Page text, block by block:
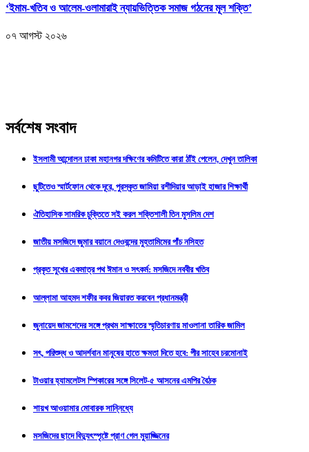
‘ইমাম-খতিব ও আলেম-ওলামারাই ন্যায়ভিত্তিক সমাজ গঠনের মূল শক্তি’
০৭ আগস্ট ২০২৬
সর্বশেষ সংবাদ
ইসলামী আন্দোলন ঢাকা মহানগর দক্ষিণের কমিটিতে কারা ঠাঁই পেলেন, দেখুন তালিকা
ছুটিতেও স্মার্টফোন থেকে দূরে, পুরস্কৃত জামিয়া রশীদিয়ার আড়াই হাজার শিক্ষার্থী
ঐতিহাসিক সামরিক চুক্তিতে সই করল শক্তিশালী তিন মুসলিম দেশ
জাতীয় মসজিদে জুমার বয়ানে দেওবন্দের মুহতামিমের পাঁচ নসিহত
প্রকৃত সুখের একমাত্র পথ ঈমান ও সৎকর্ম: মসজিদে নববীর খতিব
আল্লামা আহমদ শফীর কবর জিয়ারত করবেন প্রধানমন্ত্রী
জুনায়েদ জামশেদের সঙ্গে প্রথম সাক্ষাতের স্মৃতিচারণায় মাওলানা তারিক জামিল
সৎ, পরিশুদ্ধ ও আদর্শবান মানুষের হাতে ক্ষমতা দিতে হবে: পীর সাহেব চরমোনাই
টাওয়ার হ্যামলেটস স্পিকারের সঙ্গে সিলেট-৫ আসনের এমপির বৈঠক
শায়খ আওয়ামার মোবারক সান্নিধ্যে
মসজিদের ছাদে বিদ্যুৎস্পৃষ্টে প্রাণ গেল মুয়াজ্জিনের